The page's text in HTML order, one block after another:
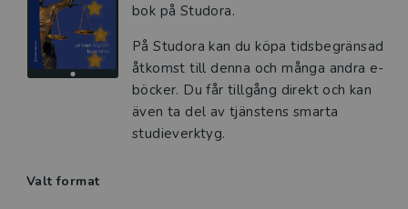
bok på Studora.
På Studora kan du köpa tidsbegränsad
åtkomst till denna och många andra e-
böcker. Du får tillgång direkt och kan
även ta del av tjänstens smarta
studieverktyg.
Valt format